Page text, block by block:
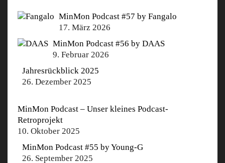
MinMon Podcast #57 by Fangalo
17. März 2026
MinMon Podcast #56 by DAAS
9. Februar 2026
Jahresrückblick 2025
26. Dezember 2025
MinMon Podcast – Unser kleines Podcast-
Retroprojekt
10. Oktober 2025
MinMon Podcast #55 by Young-G
26. September 2025